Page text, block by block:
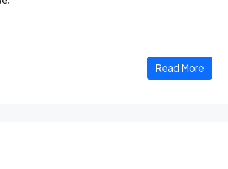
Read More